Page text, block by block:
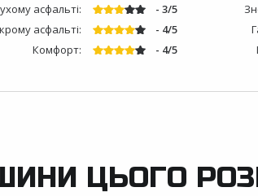
асфальті:
- 3/5
асфальті:
- 4/5
Комфорт:
- 4/5
ЦЬОГО